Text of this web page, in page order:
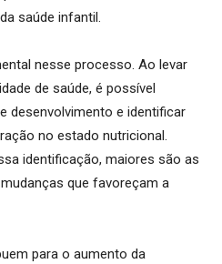
saúde infantil.
nesse processo. Ao levar
de saúde, é possível
desenvolvimento e identificar
no estado nutricional.
identificação, maiores são as
que favoreçam a
para o aumento da